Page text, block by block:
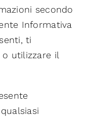
secondo
Informativa
ti
utilizzare il